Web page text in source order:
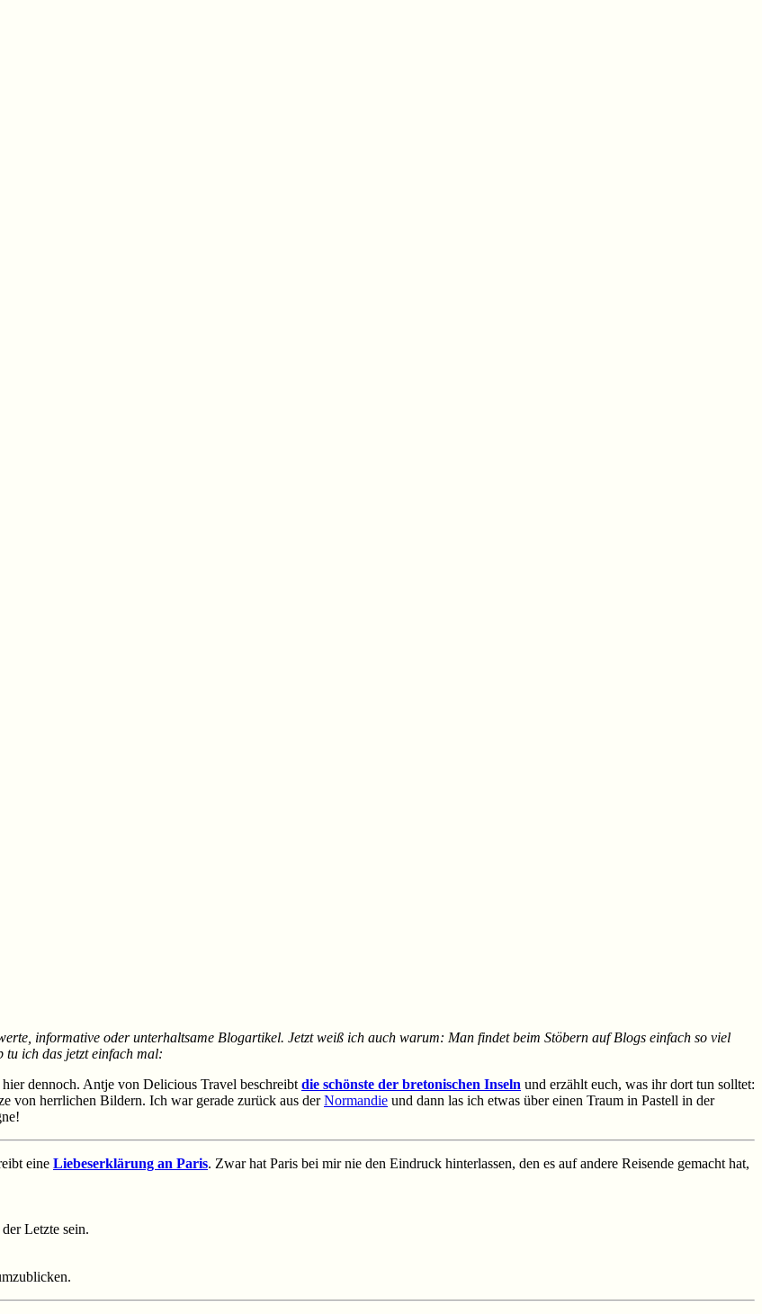
informative oder unterhaltsame Blogartikel. Jetzt weiß ich auch warum: Man findet beim Stöbern auf Blogs einfach so viel
tu ich das jetzt einfach mal:
dennoch. Antje von Delicious Travel beschreibt die schönste der bretonischen Inseln und erzählt euch, was ihr dort tun solltet:
von herrlichen Bildern. Ich war gerade zurück aus derNormandie und dann las ich etwas über einen Traum in Pastell in der
eine Liebeserklärung an Paris. Zwar hat Paris bei mir nie den Eindruck hinterlassen, den es auf andere Reisende gemacht hat,
Letzte sein.